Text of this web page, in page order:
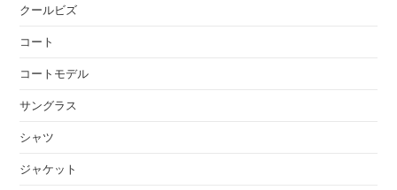
クールビズ
コート
コートモデル
サングラス
シャツ
ジャケット